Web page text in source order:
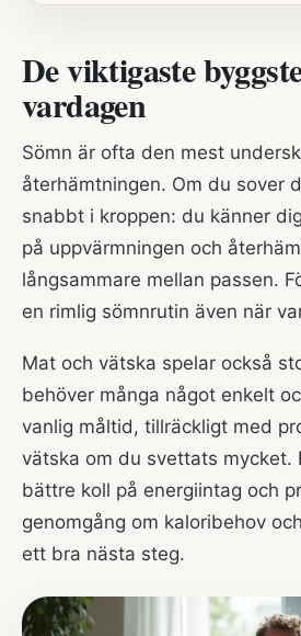
De viktigaste
vardagen
Sömn är ofta den mest
återhämtningen. Om du sover
snabbt i kroppen: du känner
på uppvärmningen och
långsammare mellan passen.
en rimlig sömnrutin även när
Mat och vätska spelar också
behöver många något enkelt
vanlig måltid, tillräckligt med
vätska om du svettats mycket.
bättre koll på energiintag och
genomgång om kaloribehov
ett bra nästa steg.